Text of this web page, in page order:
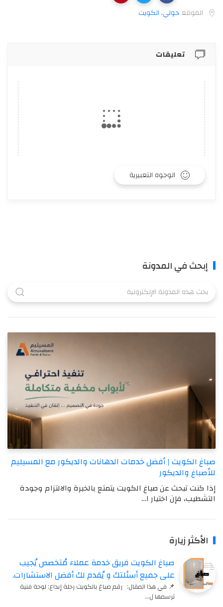
الموقعحولي، الكويت‎
تعليقات
الوجوه التعبيرية
إبحث في المدونة
صباغ الكويت | أفضل خدمات الدهانات والديكور مع المسيليم
للأصباغ والديكور
إذا كنت تبحث عن صباغ الكويت يتمتع بالخبرة والالتزام وجودة
التشطيب، فإن اختيار ا…
الأكثر زيارة
صباغ الكويت فريق خدمة عملاء مُتخصص يُجيب
على جميع أسئلتك و يُقدم لك أفضل الاستشارات.
📌 في هذا المقال: رقم صباغ بالكويت رحلة إبداع: لوحة فنية
ترسمها ل…